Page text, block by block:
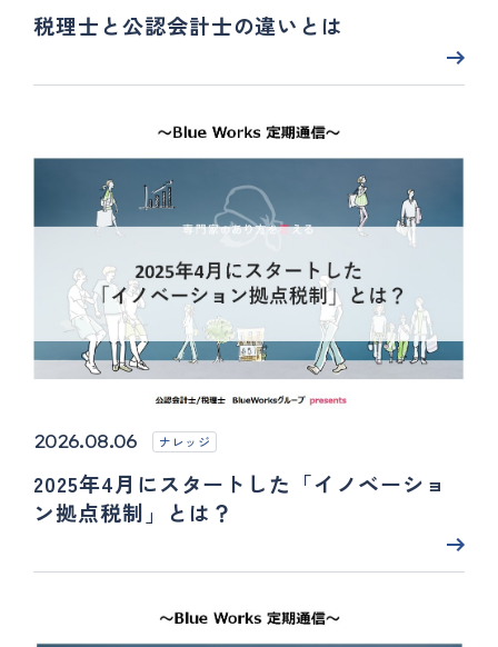
税理士と公認会計士の違いとは
2026.08.06 ナレッジ
2025年4月にスタートした「イノベーショ
ン拠点税制」とは？